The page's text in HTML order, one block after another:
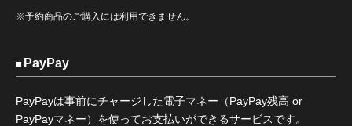
※予約商品のご購入には利用できません。
PayPay
PayPayは事前にチャージした電子マネー（PayPay残高 or
PayPayマネー）を使ってお支払いができるサービスです。